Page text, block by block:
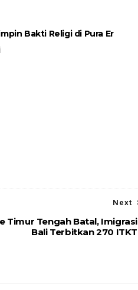
Bakti Religi di Pura Er
Next
Timur Tengah Batal, Imigrasi
Bali Terbitkan 270 ITKT